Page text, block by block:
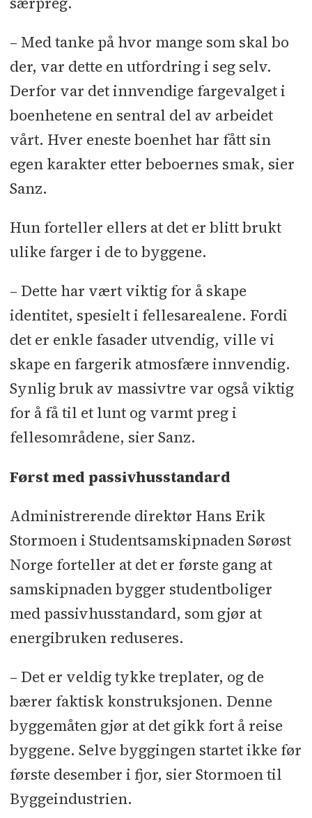
– Med tanke på hvor mange som skal bo
der, var dette en utfordring i seg selv.
Derfor var det innvendige fargevalget i
boenhetene en sentral del av arbeidet
vårt. Hver eneste boenhet har fått sin
egen karakter etter beboernes smak, sier
Sanz.
Hun forteller ellers at det er blitt brukt
ulike farger i de to byggene.
– Dette har vært viktig for å skape
identitet, spesielt i fellesarealene. Fordi
det er enkle fasader utvendig, ville vi
skape en fargerik atmosfære innvendig.
Synlig bruk av massivtre var også viktig
for å få til et lunt og varmt preg i
fellesområdene, sier Sanz.
Først med passivhusstandard
Administrerende direktør Hans Erik
Stormoen i Studentsamskipnaden Sørøst
Norge forteller at det er første gang at
samskipnaden bygger studentboliger
med passivhusstandard, som gjør at
energibruken reduseres.
– Det er veldig tykke treplater, og de
bærer faktisk konstruksjonen. Denne
byggemåten gjør at det gikk fort å reise
byggene. Selve byggingen startet ikke før
første desember i fjor, sier Stormoen til
Byggeindustrien.